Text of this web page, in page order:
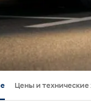
Цены и технические